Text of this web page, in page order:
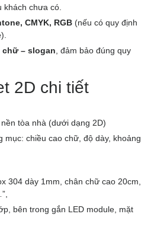
khách chưa có.
CMYK, RGB (nếu có quy định
– slogan , đảm bảo đúng quy
2D chi tiết
tòa nhà (dưới dạng 2D)
mục: chiều cao chữ, độ dày, khoảng
304 dày 1mm, chân chữ cao 20cm,
bên trong gắn LED module, mặt